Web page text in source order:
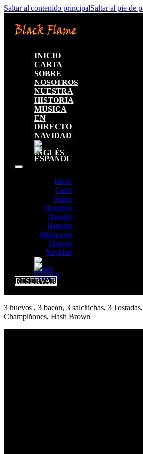
Saltar al contenido principalSaltar al pie de
INICIO
CARTA
SOBRE
NOSOTROS
NUESTRA
HISTORIA
MÚSICA
EN
DIRECTO
NAVIDAD
Inicio
Carta
Sobre
Nosotros
Nuestra
Historia
Música en
Directo
Navidad
RESERVAR
3 huevos , 3 bacon, 3 salchichas, 3
Champiñones, Hash Brown